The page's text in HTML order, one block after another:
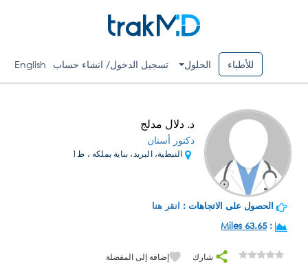
للأطباء الحلول تسجيل الدخول/ انشاء حساب English
د. دلال مدلج
دكتور أسنان
النبطية، البريد، بناية بملكه ، ط1
الحصول على الاتجاهات : انقر هنا
:
63.65 Miles
شارك إضافة إلى المفضلة